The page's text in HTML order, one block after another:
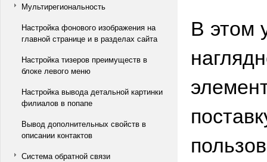
Мультирегиональность
Настройка фонового изображения на
главной странице и в разделах сайта
Настройка тизеров преимуществ в
блоке левого меню
Настройка вывода детальной картинки
филиалов в попапе
Вывод дополнительных свойств в
описании контактов
Система обратной связи
В этом